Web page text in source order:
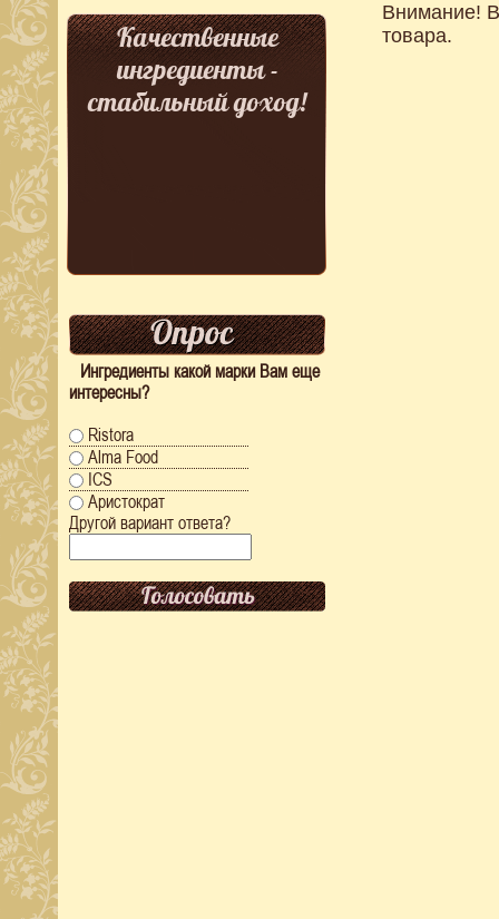
Внимание!
товара.
Качественные
ингредиенты -
стабильный доход!
Ингредиенты какой марки Вам еще
интересны?
Ristora
Alma Food
ICS
Аристократ
Другой вариант ответа?